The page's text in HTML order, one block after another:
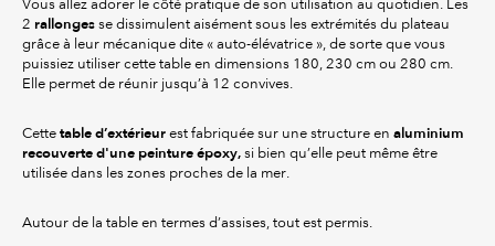
Vous allez adorer le côté pratique de son utilisation au quotidien. Les
2 rallonges se dissimulent aisément sous les extrémités du plateau
grâce à leur mécanique dite « auto-élévatrice », de sorte que vous
puissiez utiliser cette table en dimensions 180, 230 cm ou 280 cm.
Elle permet de réunir jusqu’à 12 convives.
Cette table d’extérieur est fabriquée sur une structure en aluminium
recouverte d'une peinture époxy, si bien qu’elle peut même être
utilisée dans les zones proches de la mer.
Autour de la table en termes d’assises, tout est permis.